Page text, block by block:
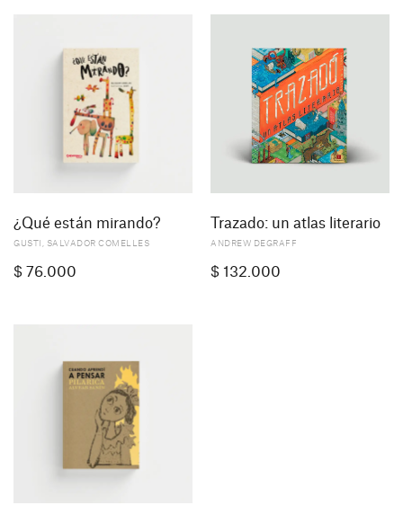
¿Qué están mirando?
GUSTI SALVADOR COMELLES
$ 76.000
Trazado: un atlas literario
ANDREW DEGRAFF
$ 132.000